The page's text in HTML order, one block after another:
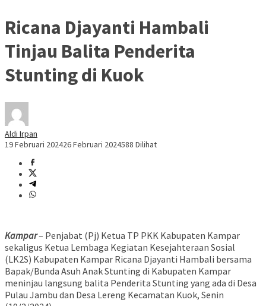
Ricana Djayanti Hambali
Tinjau Balita Penderita
Stunting di Kuok
Aldi Irpan
19 Februari 202426 Februari 2024588 Dilihat
Kampar– Penjabat (Pj) Ketua TP PKK Kabupaten Kampar
sekaligus Ketua Lembaga Kegiatan Kesejahteraan Sosial
(LK2S) Kabupaten Kampar Ricana Djayanti Hambali bersama
Bapak/Bunda Asuh Anak Stunting di Kabupaten Kampar
meninjau langsung balita Penderita Stunting yang ada di Desa
Pulau Jambu dan Desa Lereng Kecamatan Kuok, Senin